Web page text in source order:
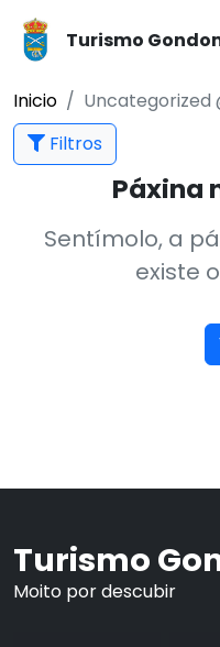
Turismo
Inicio
Uncategorized
Filtros
Páxina
Sentímolo, a
existe
Turismo
Moito por descubir